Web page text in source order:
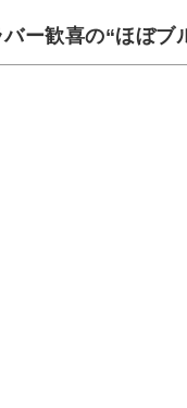
バー歓喜の“ほぼブ